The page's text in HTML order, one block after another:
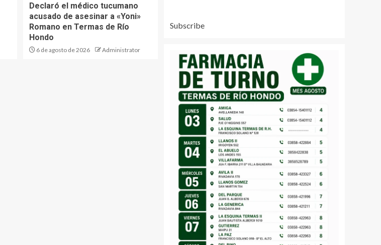
Declaró el médico tucumano
acusado de asesinar a «Yoni»
Romano en Termas de Río
Hondo
6 de agosto de 2026 Administrator
Subscribe